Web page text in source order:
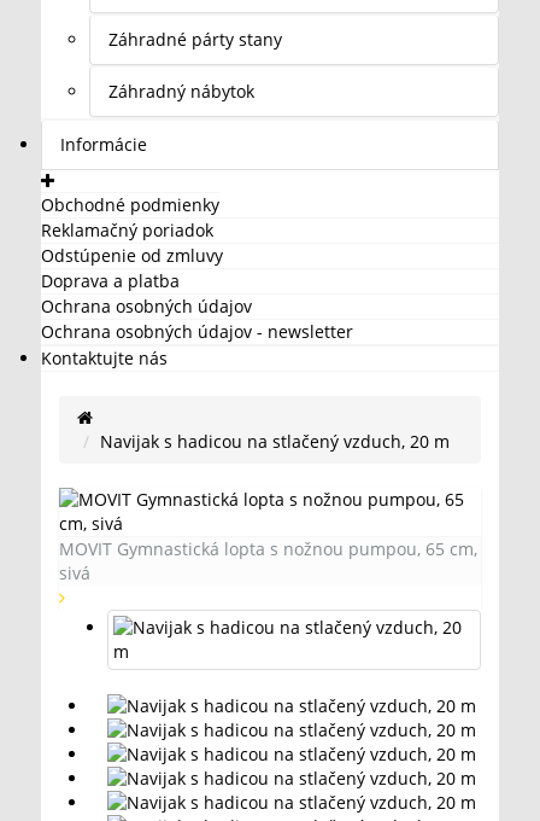
Záhradné párty stany
Záhradný nábytok
Informácie
Obchodné podmienky
Reklamačný poriadok
Odstúpenie od zmluvy
Doprava a platba
Ochrana osobných údajov
Ochrana osobných údajov - newsletter
Kontaktujte nás
Navijak s hadicou na stlačený vzduch, 20 m
MOVIT Gymnastická lopta s nožnou pumpou, 65 cm,
sivá